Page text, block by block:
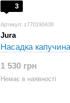
3
Артикул: z770190438
Jura
Насадка
1 530 грн
Немає в наявності